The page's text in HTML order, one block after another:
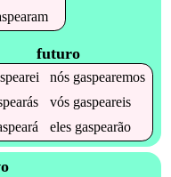
futuro
nós gaspearemos
vós gaspeareis
eles gaspearão